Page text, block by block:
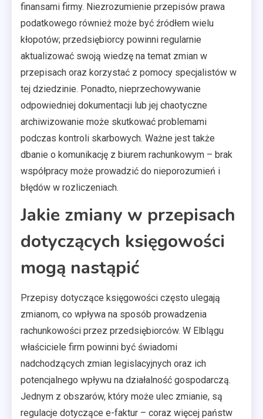
finansami firmy. Niezrozumienie przepisów prawa
podatkowego również może być źródłem wielu
kłopotów; przedsiębiorcy powinni regularnie
aktualizować swoją wiedzę na temat zmian w
przepisach oraz korzystać z pomocy specjalistów w
tej dziedzinie. Ponadto, nieprzechowywanie
odpowiedniej dokumentacji lub jej chaotyczne
archiwizowanie może skutkować problemami
podczas kontroli skarbowych. Ważne jest także
dbanie o komunikację z biurem rachunkowym – brak
współpracy może prowadzić do nieporozumień i
błędów w rozliczeniach.
Jakie zmiany w przepisach
dotyczących księgowości
mogą nastąpić
Przepisy dotyczące księgowości często ulegają
zmianom, co wpływa na sposób prowadzenia
rachunkowości przez przedsiębiorców. W Elblągu
właściciele firm powinni być świadomi
nadchodzących zmian legislacyjnych oraz ich
potencjalnego wpływu na działalność gospodarczą.
Jednym z obszarów, który może ulec zmianie, są
regulacje dotyczące e-faktur – coraz więcej państw